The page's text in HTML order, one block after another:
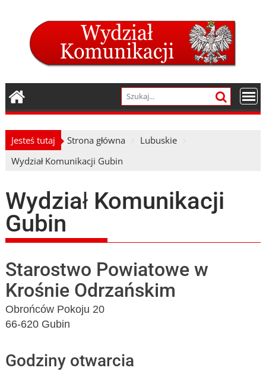
Jesteś tutaj Strona główna
Lubuskie
Wydział Komunikacji Gubin
Wydział Komunikacji
Gubin
Starostwo Powiatowe w
Krośnie Odrzańskim
Obrońców Pokoju 20
66-620 Gubin
Godziny otwarcia